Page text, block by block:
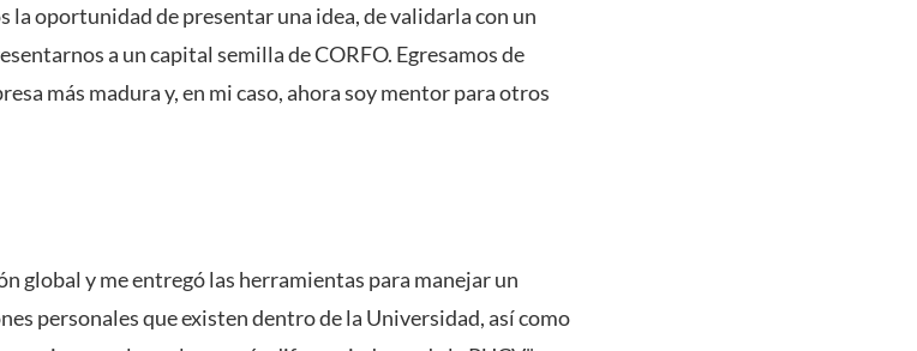
la oportunidad de presentar una idea, de validarla con un
a un capital semilla de CORFO. Egresamos de
más madura y, en mi caso, ahora soy mentor para otros
global y me entregó las herramientas para manejar un
personales que existen dentro de la Universidad, así como